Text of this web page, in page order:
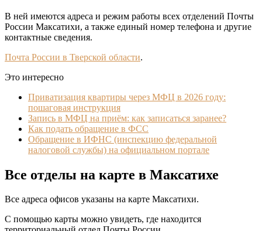
В ней имеются адреса и режим работы всех отделений Почты
России Максатихи, а также единый номер телефона и другие
контактные сведения.
Почта России в Тверской области.
Это интересно
Приватизация квартиры через МФЦ в 2026 году:
пошаговая инструкция
Запись в МФЦ на приём: как записаться заранее?
Как подать обращение в ФСС
Обращение в ИФНС (инспекцию федеральной
налоговой службы) на официальном портале
Все отделы на карте в Максатихе
Все адреса офисов указаны на карте Максатихи.
С помощью карты можно увидеть, где находится